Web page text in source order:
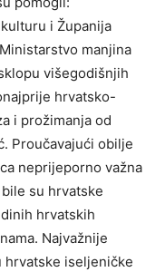
i Županija
manjina
višegodišnjih
hrvatsko-
i prožimanja od
Proučavajući obilje
neprijeporno važna
su hrvatske
hrvatskih
Najvažnije
hrvatske iseljeničke